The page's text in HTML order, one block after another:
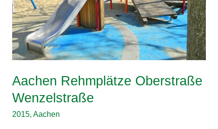
Aachen Rehmplätze Oberstraße
Wenzelstraße
2015,Aachen